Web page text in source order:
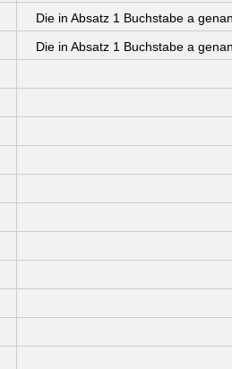
Die in Absatz 1 Buchstabe a
Die in Absatz 1 Buchstabe a